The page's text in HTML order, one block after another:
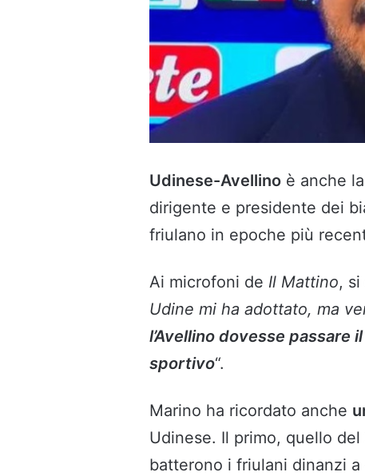
Udinese-Avellino è anche
dirigente e presidente dei
friulano in epoche più
Ai microfoni de Il Mattino,
Udine mi ha adottato, ma
l’Avellino dovesse passare
sportivo“.
Marino ha ricordato anche
Udinese. Il primo, quello del
batterono i friulani dinanzi